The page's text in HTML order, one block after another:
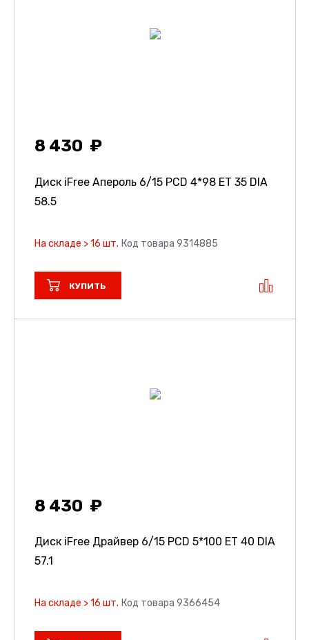
8 430
Диск iFree Апероль 6/15 PCD 4*98 ET 35 DIA
58.5
На складе > 16 шт. Код товара 9314885
КУПИТЬ
8 430
Диск iFree Драйвер 6/15 PCD 5*100 ET 40 DIA
57.1
На складе > 16 шт. Код товара 9366454